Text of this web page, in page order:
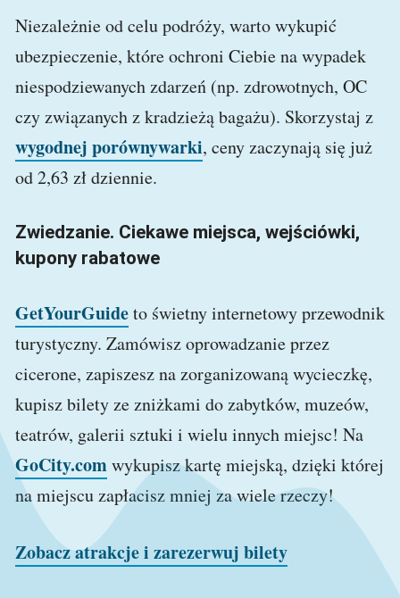
Niezależnie od celu podróży, warto wykupić
ubezpieczenie, które ochroni Ciebie na wypadek
niespodziewanych zdarzeń (np. zdrowotnych, OC
czy związanych z kradzieżą bagażu). Skorzystaj z
wygodnej porównywarki, ceny zaczynają się już
od 2,63 zł dziennie.
Zwiedzanie. Ciekawe miejsca, wejściówki,
kupony rabatowe
GetYourGuideto świetny internetowy przewodnik
turystyczny. Zamówisz oprowadzanie przez
cicerone, zapiszesz na zorganizowaną wycieczkę,
kupisz bilety ze zniżkami do zabytków, muzeów,
teatrów, galerii sztuki i wielu innych miejsc! Na
GoCity.comwykupisz kartę miejską, dzięki której
na miejscu zapłacisz mniej za wiele rzeczy!
Zobacz atrakcje i zarezerwuj bilety